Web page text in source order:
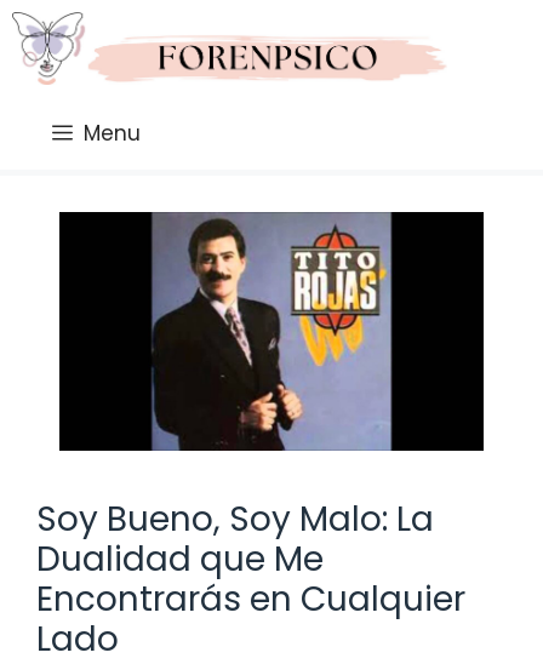
Saltar
al
contenido
Menu
Soy Bueno, Soy Malo: La
Dualidad que Me
Encontrarás en Cualquier
Lado